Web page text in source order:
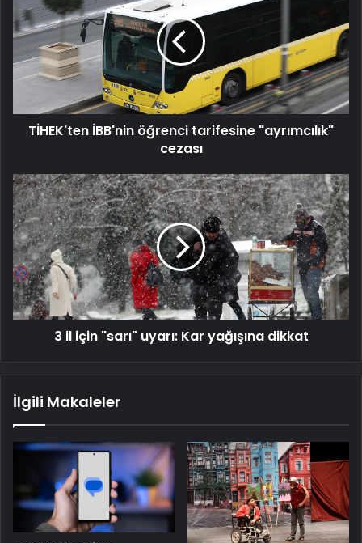
öğrenci
tarifesine
"ayrımcılık"
cezası
TİHEK'ten İBB'nin öğrenci tarifesine "ayrımcılık"
cezası
3
il
için
"sarı"
uyarı:
Kar
yağışına
dikkat
3 il için "sarı" uyarı: Kar yağışına dikkat
İlgili Makaleler